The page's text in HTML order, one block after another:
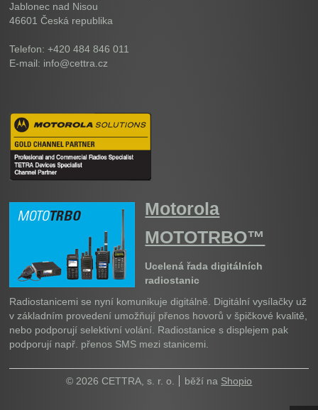
Jablonec nad Nisou
46601Česká republika
Telefon: +420 484 846 011
E-mail: info@cettra.cz
Motorola
MOTOTRBO™
Ucelená řada digitálních
radiostanic
Radiostanicemi se nyní komunikuje digitálně. Digitální vysílačky už
v základním provedení umožňují přenos hovorů v špičkové kvalitě,
nebo podporují selektivní volání. Radiostanice s displejem pak
podporují např. přenos SMS mezi stanicemi.
© 2026 CETTRA, s. r. o. běží na Shopio